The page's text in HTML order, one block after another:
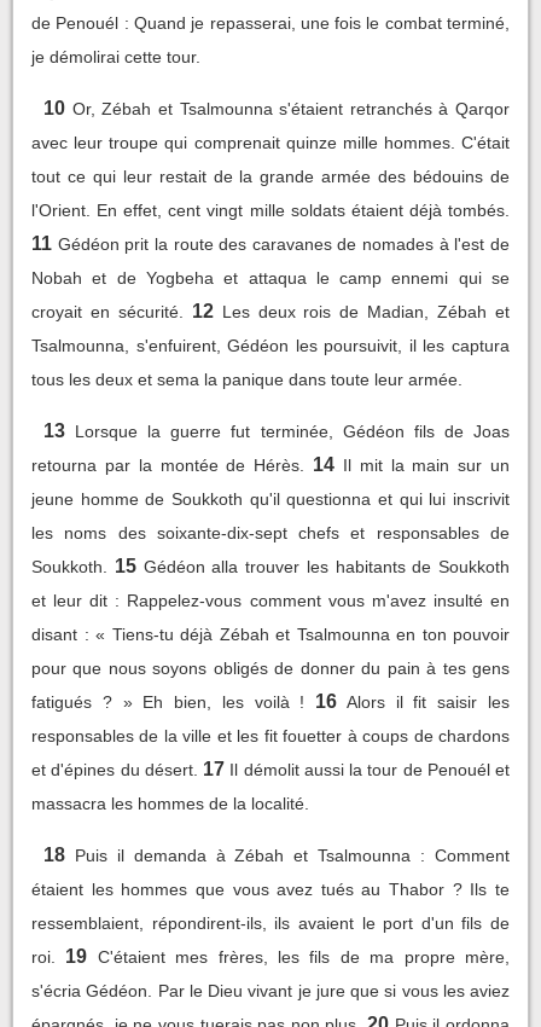
de Penouél : Quand je repasserai, une fois le combat terminé,
je démolirai cette tour.
10 Or, Zébah et Tsalmounna s'étaient retranchés à Qarqor
avec leur troupe qui comprenait quinze mille hommes. C'était
tout ce qui leur restait de la grande armée des bédouins de
l'Orient. En effet, cent vingt mille soldats étaient déjà tombés.
11 Gédéon prit la route des caravanes de nomades à l'est de
Nobah et de Yogbeha et attaqua le camp ennemi qui se
croyait en sécurité.
12 Les deux rois de Madian, Zébah et
Tsalmounna, s'enfuirent, Gédéon les poursuivit, il les captura
tous les deux et sema la panique dans toute leur armée.
13 Lorsque la guerre fut terminée, Gédéon fils de Joas
retourna par la montée de Hérès.
14 Il mit la main sur un
jeune homme de Soukkoth qu'il questionna et qui lui inscrivit
les noms des soixante-dix-sept chefs et responsables de
Soukkoth.
15 Gédéon alla trouver les habitants de Soukkoth
et leur dit : Rappelez-vous comment vous m'avez insulté en
disant : « Tiens-tu déjà Zébah et Tsalmounna en ton pouvoir
pour que nous soyons obligés de donner du pain à tes gens
fatigués ? » Eh bien, les voilà !
16 Alors il fit saisir les
responsables de la ville et les fit fouetter à coups de chardons
et d'épines du désert. 17 Il démolit aussi la tour de Penouél et
massacra les hommes de la localité.
18 Puis il demanda à Zébah et Tsalmounna : Comment
étaient les hommes que vous avez tués au Thabor ? Ils te
ressemblaient, répondirent-ils, ils avaient le port d'un fils de
roi.
19 C'étaient mes frères, les fils de ma propre mère,
s'écria Gédéon. Par le Dieu vivant je jure que si vous les aviez